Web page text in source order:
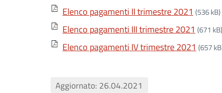
Elenco pagamenti II trimestre 2021 (536 kB)
Elenco pagamenti III trimestre 2021 (671 kB)
Elenco pagamenti IV trimestre 2021 (657
Aggiornato: 26.04.2021